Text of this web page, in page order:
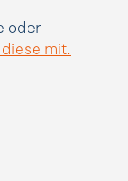
oder
diese mit.